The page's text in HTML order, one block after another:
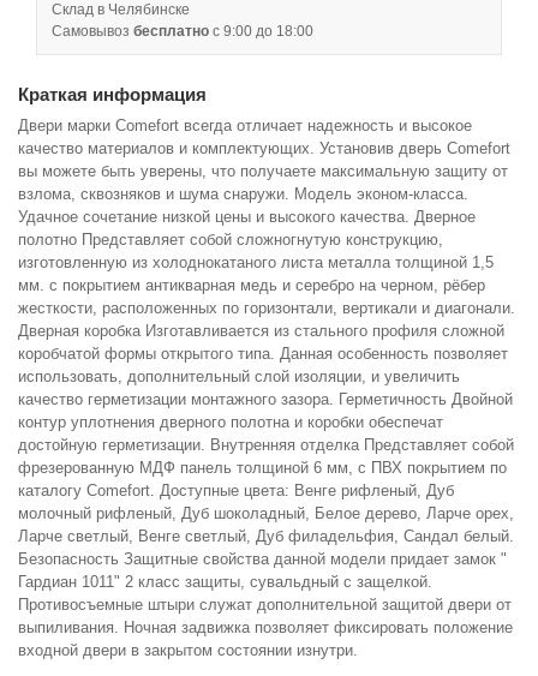
Склад в Челябинске
Самовывоз бесплатно с 9:00 до 18:00
Краткая информация
Двери марки Comefort всегда отличает надежность и высокое
качество материалов и комплектующих. Установив дверь Comefort
вы можете быть уверены, что получаете максимальную защиту от
взлома, сквозняков и шума снаружи. Модель эконом-класса.
Удачное сочетание низкой цены и высокого качества. Дверное
полотно Представляет собой сложногнутую конструкцию,
изготовленную из холоднокатаного листа металла толщиной 1,5
мм. с покрытием антикварная медь и серебро на черном, рёбер
жесткости, расположенных по горизонтали, вертикали и диагонали.
Дверная коробка Изготавливается из стального профиля сложной
коробчатой формы открытого типа. Данная особенность позволяет
использовать, дополнительный слой изоляции, и увеличить
качество герметизации монтажного зазора. Герметичность Двойной
контур уплотнения дверного полотна и коробки обеспечат
достойную герметизации. Внутренняя отделка Представляет собой
фрезерованную МДФ панель толщиной 6 мм, с ПВХ покрытием по
каталогу Comefort. Доступные цвета: Венге рифленый, Дуб
молочный рифленый, Дуб шоколадный, Белое дерево, Ларче орех,
Ларче светлый, Венге светлый, Дуб филадельфия, Сандал белый.
Безопасность Защитные свойства данной модели придает замок "
Гардиан 1011" 2 класс защиты, сувальдный с защелкой.
Противосъемные штыри служат дополнительной защитой двери от
выпиливания. Ночная задвижка позволяет фиксировать положение
входной двери в закрытом состоянии изнутри.